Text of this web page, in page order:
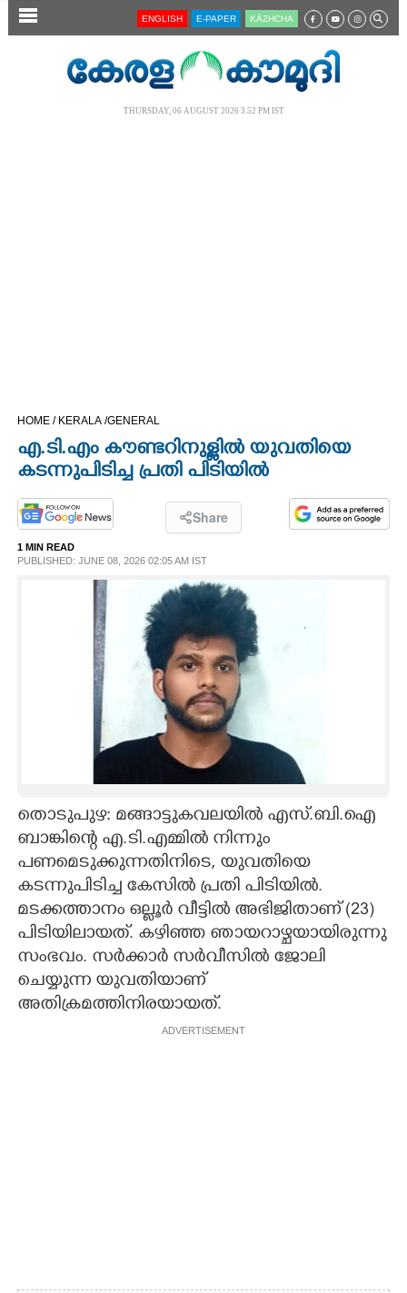
SECTIONS
CINEMA
OPINION
PHOTOS
CARTOONS
LITERATURE
ZOOM
CONTACT US
ENGLISH E-PAPER KĀZHCHA
THURSDAY, 06 AUGUST 2026 3.52 PM IST
HOME / KERALA /GENERAL
എ.ടി.എം കൗണ്ടറിനുള്ളിൽ യുവതിയെ
കടന്നുപിടിച്ച പ്രതി പിടിയിൽ
Share
1 MIN READ
PUBLISHED: JUNE 08, 2026 02:05 AM IST
തൊടുപുഴ: മങ്ങാട്ടുകവലയിൽ എസ്.ബി.ഐ
ബാങ്കിന്റെ എ.ടി.എമ്മിൽ നിന്നും
പണമെടുക്കുന്നതിനിടെ, യുവതിയെ
കടന്നുപിടിച്ച കേസിൽ പ്രതി പിടിയിൽ.
മടക്കത്താനം ഒല്ലൂർ വീട്ടിൽ അഭിജിതാണ് (23)
പിടിയിലായത്. കഴിഞ്ഞ ഞായറാഴ്ചയായിരുന്നു
സംഭവം. സർക്കാർ സർവീസിൽ ജോലി
ചെയ്യുന്ന യുവതിയാണ്
അതിക്രമത്തിനിരയായത്.
ADVERTISEMENT